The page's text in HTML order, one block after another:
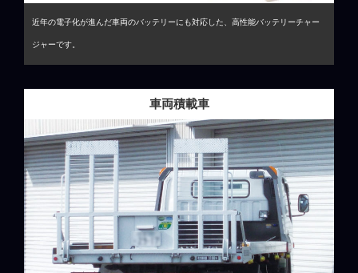
近年の電子化が進んだ車両のバッテリーにも対応した、高性能バッテリーチャー
ジャーです。
車両積載車